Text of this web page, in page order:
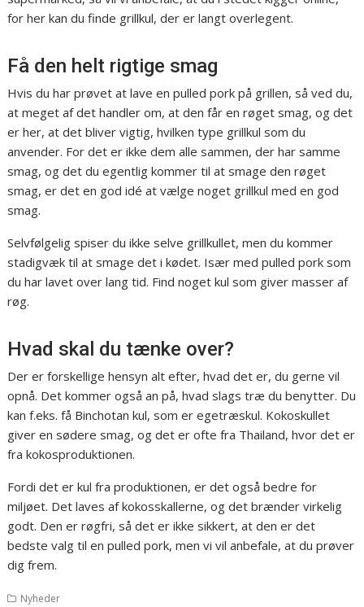
for her kan du finde grillkul, der er langt overlegent.
Få den helt rigtige smag
Hvis du har prøvet at lave en pulled pork på grillen, så ved du,
at meget af det handler om, at den får en røget smag, og det
er her, at det bliver vigtig, hvilken type grillkul som du
anvender. For det er ikke dem alle sammen, der har samme
smag, og det du egentlig kommer til at smage den røget
smag, er det en god idé at vælge noget grillkul med en god
smag.
Selvfølgelig spiser du ikke selve grillkullet, men du kommer
stadigvæk til at smage det i kødet. Især med pulled pork som
du har lavet over lang tid. Find noget kul som giver masser af
røg.
Hvad skal du tænke over?
Der er forskellige hensyn alt efter, hvad det er, du gerne vil
opnå. Det kommer også an på, hvad slags træ du benytter. Du
kan f.eks. få Binchotan kul, som er egetræskul. Kokoskullet
giver en sødere smag, og det er ofte fra Thailand, hvor det er
fra kokosproduktionen.
Fordi det er kul fra produktionen, er det også bedre for
miljøet. Det laves af kokosskallerne, og det brænder virkelig
godt. Den er røgfri, så det er ikke sikkert, at den er det
bedste valg til en pulled pork, men vi vil anbefale, at du prøver
dig frem.
Nyheder